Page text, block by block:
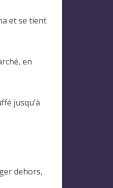
et se tient
en
jusqu’à
dehors,